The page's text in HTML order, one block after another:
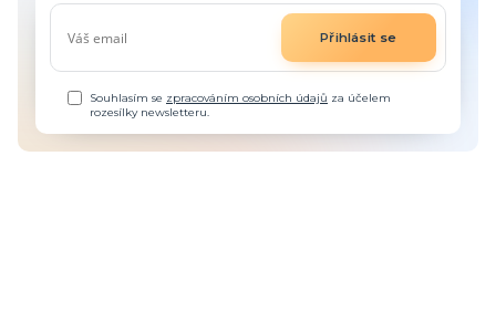
Přihlásit se
Souhlasím se zpracováním osobních údajů za účelem
rozesílky newsletteru.